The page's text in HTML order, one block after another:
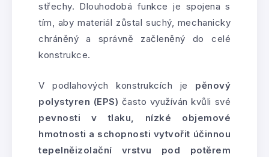
střechy. Dlouhodobá funkce je spojena s
tím, aby materiál zůstal suchý, mechanicky
chráněný a správně začleněný do celé
konstrukce.
V podlahových konstrukcích je pěnový
polystyren (EPS) často využíván kvůli své
pevnosti v tlaku, nízké objemové
hmotnosti a schopnosti vytvořit účinnou
tepelněizolační vrstvu pod potěrem